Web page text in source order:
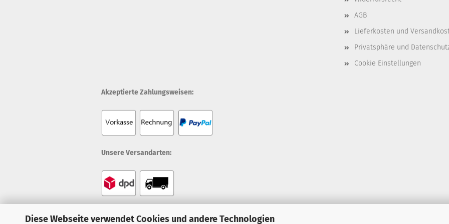
Diese Webseite verwendet Cookies und andere Technologien
AGB
Lieferkosten und
Privatsphäre und
Cookie Einstellungen
Akzeptierte Zahlungsweisen:
Unsere Versandarten: